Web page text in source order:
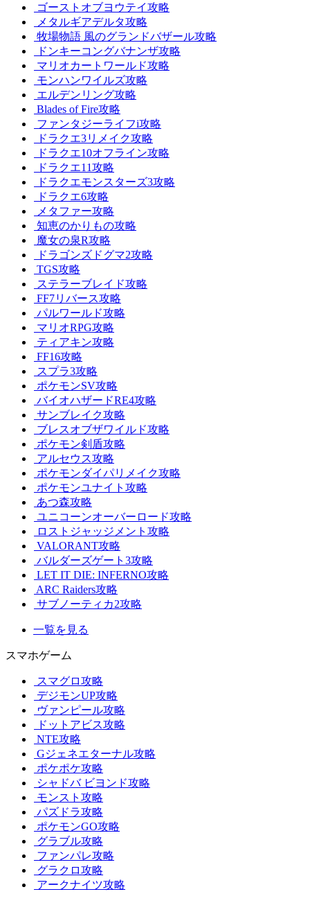
ゴーストオブヨウテイ攻略
メタルギアデルタ攻略
牧場物語 風のグランドバザール攻略
ドンキーコングバナンザ攻略
マリオカートワールド攻略
モンハンワイルズ攻略
エルデンリング攻略
Blades of Fire攻略
ファンタジーライフi攻略
ドラクエ3リメイク攻略
ドラクエ10オフライン攻略
ドラクエ11攻略
ドラクエモンスターズ3攻略
ドラクエ6攻略
メタファー攻略
知恵のかりもの攻略
魔女の泉R攻略
ドラゴンズドグマ2攻略
TGS攻略
ステラーブレイド攻略
FF7リバース攻略
パルワールド攻略
マリオRPG攻略
ティアキン攻略
FF16攻略
スプラ3攻略
ポケモンSV攻略
バイオハザードRE4攻略
サンブレイク攻略
ブレスオブザワイルド攻略
ポケモン剣盾攻略
アルセウス攻略
ポケモンダイパリメイク攻略
ポケモンユナイト攻略
あつ森攻略
ユニコーンオーバーロード攻略
ロストジャッジメント攻略
VALORANT攻略
バルダーズゲート3攻略
LET IT DIE: INFERNO攻略
ARC Raiders攻略
サブノーティカ2攻略
一覧を見る
スマホゲーム
スマグロ攻略
デジモンUP攻略
ヴァンピール攻略
ドットアビス攻略
NTE攻略
Gジェネエターナル攻略
ポケポケ攻略
シャドバ ビヨンド攻略
モンスト攻略
パズドラ攻略
ポケモンGO攻略
グラブル攻略
ファンパレ攻略
グラクロ攻略
アークナイツ攻略